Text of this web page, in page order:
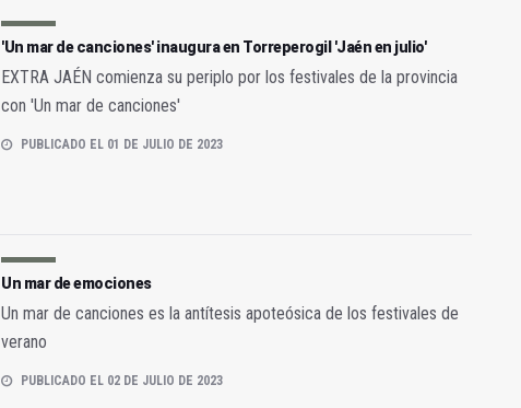
'Un mar de canciones' inaugura en Torreperogil 'Jaén en julio'
EXTRA JAÉN comienza su periplo por los festivales de la provincia
con 'Un mar de canciones'
PUBLICADO EL 01 DE JULIO DE 2023
Un mar de emociones
Un mar de canciones es la antítesis apoteósica de los festivales de
verano
PUBLICADO EL 02 DE JULIO DE 2023